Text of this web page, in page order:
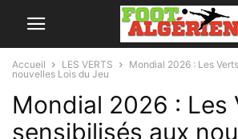
Accueil LES VERTS
Mondial 2026 : Les
nouvelles Lois du Jeu
Mondial 2026 : Les
sensibilisés aux